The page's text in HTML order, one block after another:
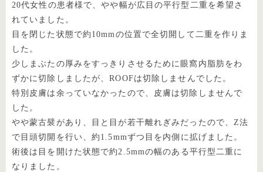
20代女性の患者様で、やや幅が広目の平行型二重を希望さ
れていました。
目を閉じた状態で約10mmの位置で全切開して二重を作りま
した。
少しまぶたの厚みをすっきりさせるために眼窩内脂肪をわ
ずかに切除しましたが、ROOFは切除しませんでした。
特別皮膚は余っていなかったので、皮膚は切除しませんで
した。
やや蒙古襞があり、目と目が若干離れぎみだったので、Z法
で目頭切開を行い、約1.5mmずつ目を内側に拡げました。
術後は目を開けた状態で約2.5mmの幅のある平行型二重に
なりました。